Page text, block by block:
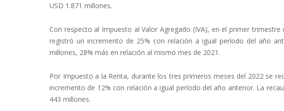
USD 1.871 millones.
Con respecto al Impuesto al Valor Agregado (IVA), en el primer
registró un incremento de 25% con relación a igual período del año
millones, 28% más en relación al mismo mes de 2021.
Por Impuesto a la Renta, durante los tres primeros meses del 2022 se
incremento de 12% con relación a igual período del año anterior. La
443 millones.